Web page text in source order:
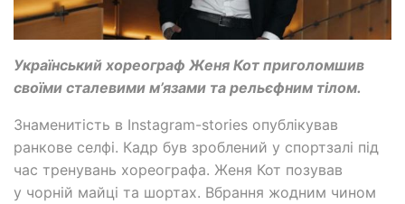
Український хореограф Женя Кот приголомшив
своїми сталевими м’язами та рельєфним тілом.
Знаменитість в Instagram-stories опублікував
ранкове селфі. Кадр був зроблений у спортзалі під
час тренувань хореографа. Женя Кот позував
у чорній майці та шортах. Вбрання жодним чином